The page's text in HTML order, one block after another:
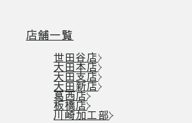
店舗一覧
世田谷店
大田本店
大田支店
大田新店
葛西店
板橋店
川崎加工部